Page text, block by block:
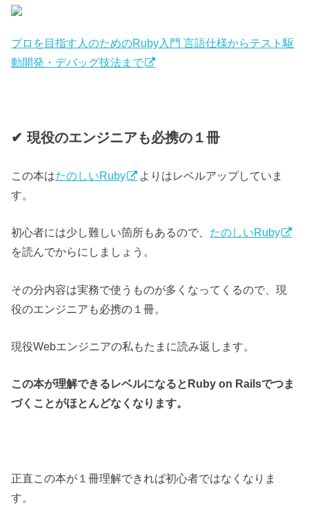
プロを目指す人のためのRuby入門 言語仕様からテスト駆
動開発・デバッグ技法まで
✔︎ 現役のエンジニアも必携の１冊
この本はたのしいRuby
よりはレベルアップしていま
す。
初心者には少し難しい箇所もあるので、 たのしいRuby
を読んでからにしましょう。
その分内容は実務で使うものが多くなってくるので、現
役のエンジニアも必携の１冊。
現役Webエンジニアの私もたまに読み返します。
この本が理解できるレベルになるとRuby on Railsでつま
づくことがほとんどなくなります。
正直この本が１冊理解できれば初心者ではなくなりま
す。